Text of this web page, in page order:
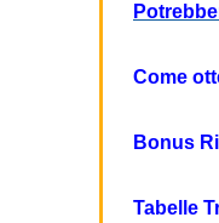
Come
Bonus
Tabelle